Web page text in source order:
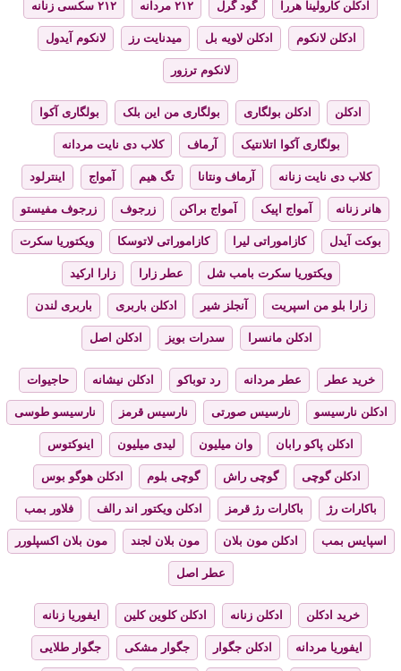
ادکلن کارولینا هررا گود گرل ۲۱۲ مردانه ۲۱۲ سکسی زنانه
ادکلن لانکوم ادکلن لاویه بل میدنایت رز لانکوم آیدول
لانکوم ترزور
ادکلن ادکلن بولگاری بولگاری من این بلک بولگاری آکوا
بولگاری آکوا اتلانتیک آرماف کلاب دی نایت مردانه
کلاب دی نایت زنانه آرماف ونتانا تگ هیم آمواج اینترلود
هانر زنانه آمواج اپیک آمواج براکن زرجوف زرجوف مفیستو
بوکت آیدل کازاموراتی لیرا کازاموراتی لاتوسکا ویکتوریا سکرت
ویکتوریا سکرت بامب شل عطر زارا زارا ارکید
زارا بلو من اسپریت آنجلز شیر ادکلن باربری باربری لندن
ادکلن مانسرا سدرات بویز ادکلن اصل
خرید عطر عطر مردانه رد توباکو ادکلن نیشانه حاجیوات
ادکلن نارسیسو نارسیس صورتی نارسیس قرمز نارسیسو طوسی
ادکلن پاکو رابان وان میلیون لیدی میلیون اینوکتوس
ادکلن گوچی گوچی راش گوچی بلوم ادکلن هوگو بوس
باکارات رژ باکارات رژ قرمز ادکلن ویکتور اند رالف فلاور بمب
اسپایس بمب ادکلن مون بلان مون بلان لجند مون بلان اکسپلورر
عطر اصل
خرید ادکلن ادکلن زنانه ادکلن کلوین کلین ایفوریا زنانه
ایفوریا مردانه ادکلن جگوار جگوار مشکی جگوار طلایی